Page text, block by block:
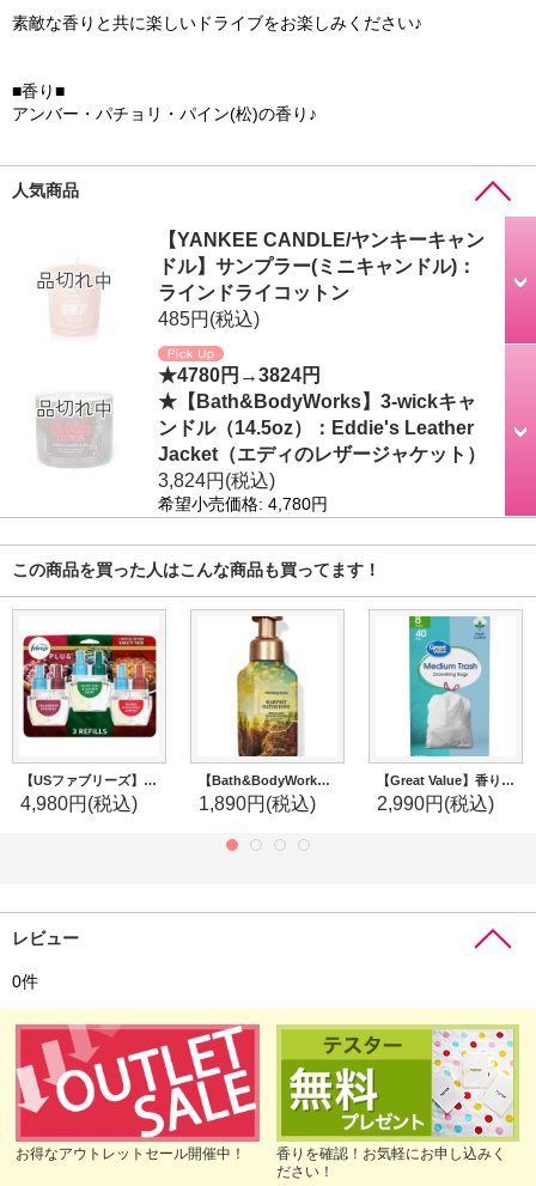
素敵な香りと共に楽しいドライブをお楽しみください♪
■香り■
アンバー・パチョリ・パイン(松)の香り♪
人気商品
【YANKEE CANDLE/ヤンキーキャン
ドル】サンプラー(ミニキャンドル)：
ラインドライコットン
485円(税込)
★4780円→3824円
★【Bath&BodyWorks】3-wickキャ
ンドル（14.5oz）：Eddie's Leather
Jacket（エディのレザージャケット）
3,824円(税込)
希望小売価格: 4,780円
この商品を買った人はこんな商品も買ってます！
【USファブリーズ】プラグインオイルリフィル バラエティーパック(3セット入)：クランベリークランブル/ホワイトパイン＆ジュニパーベリー/ベイクドシナモンアップル
4,980円(税込)
【Bath&BodyWorks】フォーミングハンドソープ：ハーベストギャザリング
1,890円(税込)
【Great Value】香り付きゴミ袋★8ガロン(30L)×40枚：フレッシュコットン(ひも付き)
2,990円(税込)
レビュー
0件
お得なアウトレットセール開催中！
香りを確認！お気軽にお申し込みく
ださい！